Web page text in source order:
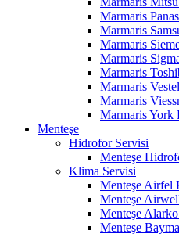
Marmaris
Marmaris
Marmaris
Marmaris
Marmaris
Marmaris
Marmaris
Marmaris York
Menteşe
Hidrofor Servisi
Menteşe
Klima Servisi
Menteşe Airfel
Menteşe
Menteşe
Menteşe